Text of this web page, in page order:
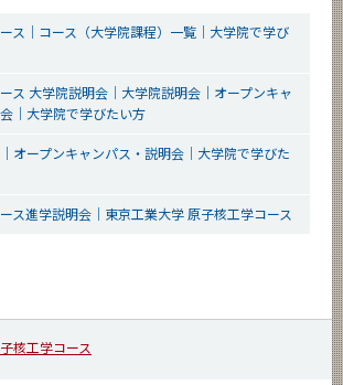
ス｜コース（大学院課程）一覧｜大学院で学び
ス 大学院説明会｜大学院説明会｜オープンキャ
｜大学院で学びたい方
オープンキャンパス・説明会｜大学院で学びた
ス進学説明会｜東京工業大学 原子核工学コース
核工学コース